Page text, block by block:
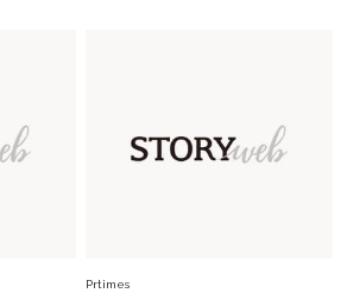
Prtimes